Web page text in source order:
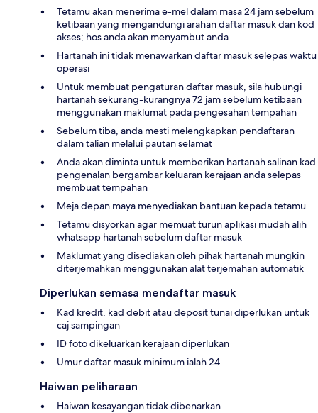
Tetamu akan menerima e-mel dalam masa 24 jam sebelum
ketibaan yang mengandungi arahan daftar masuk dan kod
akses; hos anda akan menyambut anda
Hartanah ini tidak menawarkan daftar masuk selepas waktu
operasi
Untuk membuat pengaturan daftar masuk, sila hubungi
hartanah sekurang-kurangnya 72 jam sebelum ketibaan
menggunakan maklumat pada pengesahan tempahan
Sebelum tiba, anda mesti melengkapkan pendaftaran
dalam talian melalui pautan selamat
Anda akan diminta untuk memberikan hartanah salinan kad
pengenalan bergambar keluaran kerajaan anda selepas
membuat tempahan
Meja depan maya menyediakan bantuan kepada tetamu
Tetamu disyorkan agar memuat turun aplikasi mudah alih
whatsapp hartanah sebelum daftar masuk
Maklumat yang disediakan oleh pihak hartanah mungkin
diterjemahkan menggunakan alat terjemahan automatik
Diperlukan semasa mendaftar masuk
Kad kredit, kad debit atau deposit tunai diperlukan untuk
caj sampingan
ID foto dikeluarkan kerajaan diperlukan
Umur daftar masuk minimum ialah 24
Haiwan peliharaan
Haiwan kesayangan tidak dibenarkan